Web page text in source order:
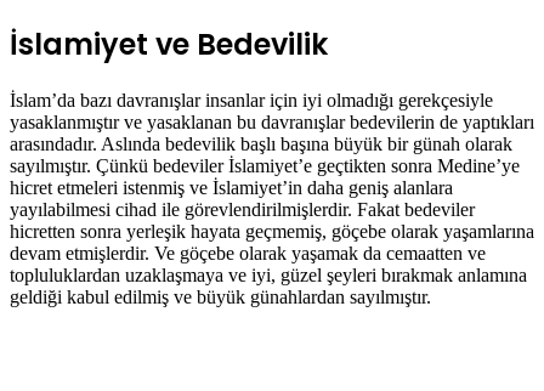
İslamiyet ve Bedevilik
İslam’da bazı davranışlar insanlar için iyi olmadığı gerekçesiyle
yasaklanmıştır ve yasaklanan bu davranışlar bedevilerin de yaptıkları
arasındadır. Aslında bedevilik başlı başına büyük bir günah olarak
sayılmıştır. Çünkü bedeviler İslamiyet’e geçtikten sonra Medine’ye
hicret etmeleri istenmiş ve İslamiyet’in daha geniş alanlara
yayılabilmesi cihad ile görevlendirilmişlerdir. Fakat bedeviler
hicretten sonra yerleşik hayata geçmemiş, göçebe olarak yaşamlarına
devam etmişlerdir. Ve göçebe olarak yaşamak da cemaatten ve
topluluklardan uzaklaşmaya ve iyi, güzel şeyleri bırakmak anlamına
geldiği kabul edilmiş ve büyük günahlardan sayılmıştır.